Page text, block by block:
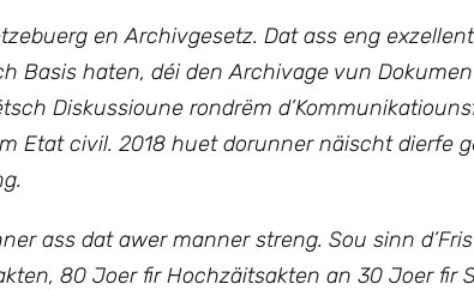
en Archivgesetz. Dat ass eng
Basis haten, déi den Archivage vun
Diskussioune rondrëm
Etat civil. 2018 huet dorunner näischt dierfe
ass dat awer manner streng. Sou sinn
80 Joer fir Hochzäitsakten an 30 Joer fir